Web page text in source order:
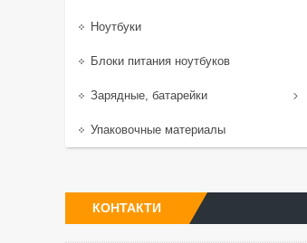
Ноутбуки
Блоки питания ноутбуков
Зарядные, батарейки
Упаковочные материалы
КОНТАКТИ